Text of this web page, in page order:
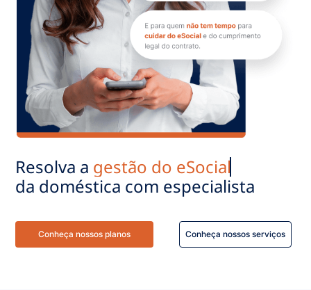
Resolva a gestão do eSocial
da doméstica com especialista
Conheça nossos planos Conheça nossos serviços